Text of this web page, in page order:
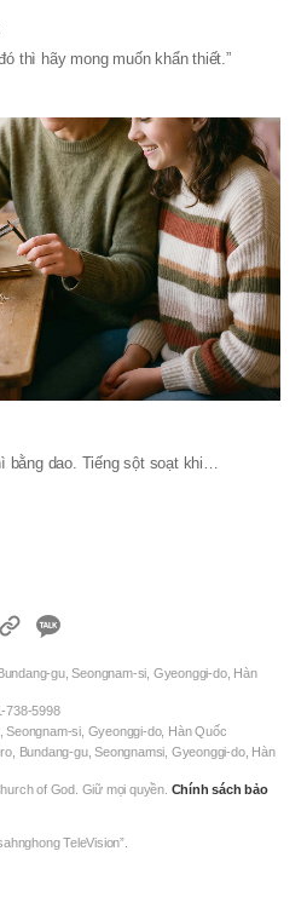
thì hãy mong muốn khẩn thiết.”
dao. Tiếng sột soạt khi…
카
오
톡
공
하
gu, Seongnam-si, Gyeonggi-do, Hàn
738-5998
Seongnam-si, Gyeonggi-do, Hàn Quốc
Bundang-gu, Seongnamsi, Gyeonggi-do, Hàn
of God. Giữ mọi quyền. Chính sách bảo
TeleVision”.